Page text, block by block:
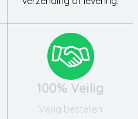
100% Veilig
Veilig bestellen